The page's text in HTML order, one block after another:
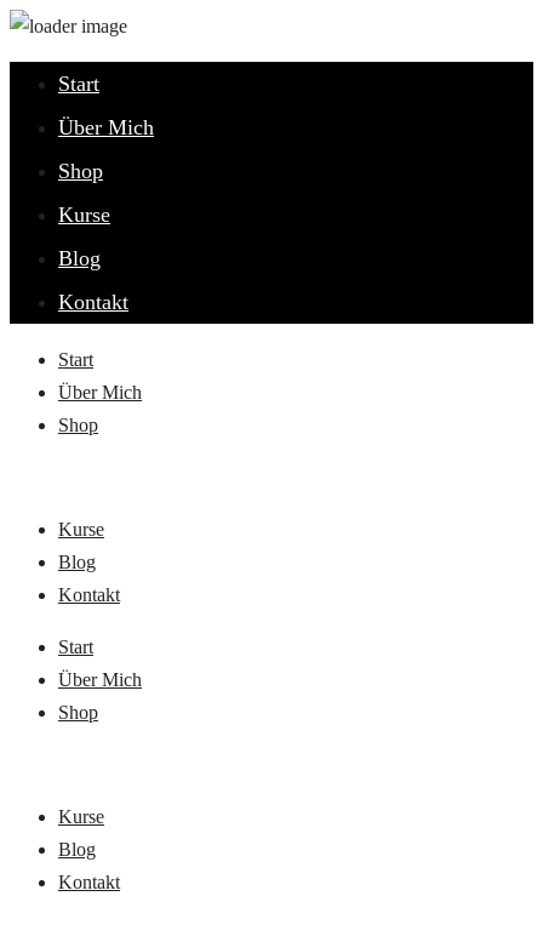
Start
Über Mich
Shop
Kurse
Blog
Kontakt
Start
Über Mich
Shop
Kurse
Blog
Kontakt
Start
Über Mich
Shop
Kurse
Blog
Kontakt